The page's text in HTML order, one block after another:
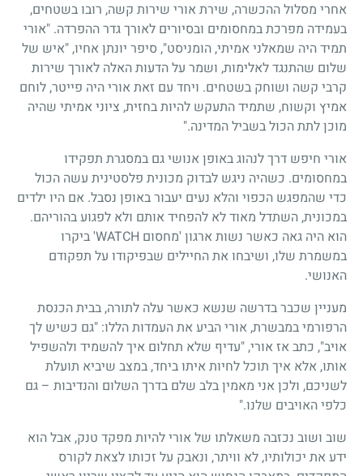
אחרי מסלול ההכשרה, שירת אורי שירות קשה, רובו בשטחים,
בעמידה מפרכת במחסומים ובסיורים לאורך גדר ההפרדה. "אורי
תמיד היה שמאלני אמיתי, הומניסט", סיפר יונתן אחיו, "איש של
שלום שהתנגד לאלימות, ושמר על הדעות האלה לאורך שירות
קרבי קשה ושוחק בשטחים. ויחד עם זאת אורי היה פייטר, לוחם
אמיץ וקשוח, שתמיד התעקש להיות בחזית, ציוני אמיתי שהיה
מוכן לתת הכול בשביל המדינה."
אורי חיפש דרך לנהוג באופן אנושי גם במסגרת תפקידו
במחסומים. כשהיה ניגש לבדוק מכונית פלסטינית עשה הכול
כדי שהמפגש הכפוי והלא נעים יעבור באופן נסבל. אם היו ילדים
במכונית, השתדל מאוד לא להפחיד אותם ולא לפגוע בהוריהם.
הוא היה גאה כאשר נשות ארגון 'מחסום WATCH' ביקרו
במשמרת שלו, ושיבחו את החיילים שבפיקודו על תפקודם
האנושי.
מעניין שכבר בדרשה שנשא כאשר עלה לתורה, בבית הכנסת
הרפורמי במבשרת, אורי הביע את העמדות הללו: "גם כשיש לך
אויב", כתב אז אורי, "עדיף שלא תחלום איך להשמיד ולהשפיל
אותו, אלא איך תוכל לחיות איתו ביחד, במצב שיביא תועלת
לשניכם, ולכן אני מאמין בלב שלם בדרך השלום והנדיבות – גם
כלפי האויבים שלנו."
שוב ושוב נכזבה משאלתו של אורי להיות מפקד טנק, אבל הוא
ידע את יכולותיו, לא וויתר, ונאבק על זכותו לצאת לקורס